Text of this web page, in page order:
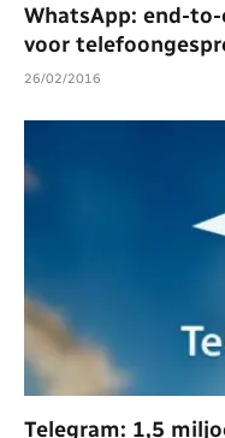
WhatsApp: end-
voor
26/02/2016
Telegram: 1,5